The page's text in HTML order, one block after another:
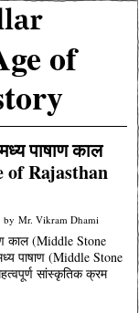
of
पाषाण काल
of Rajasthan
by Mr. Vikram Dhami
काल (Middle Stone
पाषाण (Middle Stone
सांस्कृतिक क्रम